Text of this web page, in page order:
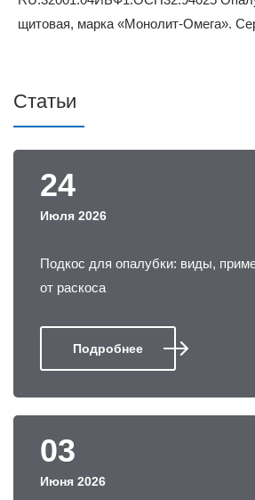
Статьи
24
Июля 2026
Подкос для опалубки: виды,
от раскоса
Подробнее
03
Июня 2026